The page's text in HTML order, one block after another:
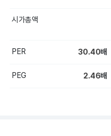
시가총액
PER 30.40배
PEG 2.46배